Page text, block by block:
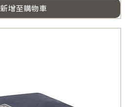
新增至購物車